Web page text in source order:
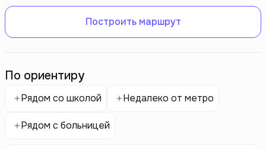
Построить маршрут
По ориентиру
Рядом со школой Недалеко от метро
Рядом с больницей